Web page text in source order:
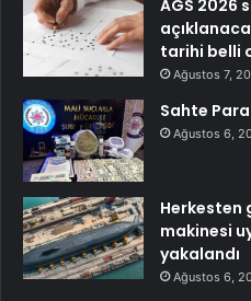
AGS 2026
tarihi belli
Ağustos 7,
Sahte
Ağustos 6,
Herkesten
makinesi
yakalandı
Ağustos 6,